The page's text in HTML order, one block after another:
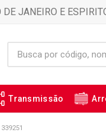
JANEIRO E
Transmissão